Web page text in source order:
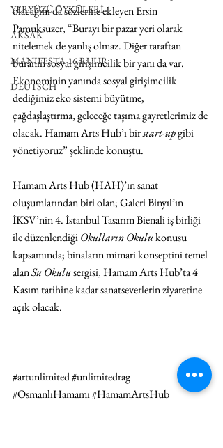
YERYÜZÜ ÖYKÜLERİ
AKSAK
MANIFESTA 16 RUHR
DEUTSCH
olacağını da sözlerine ekleyen Ersin
Pamuksüzer, “Burayı bir pazar yeri olarak
nitelemek de yanlış olmaz. Diğer taraftan
buranın sosyal girişimcilik bir yanı da var.
Ekonominin yanında sosyal girişimcilik
dediğimiz eko sistemi büyütme,
çağdaşlaştırma, geleceğe taşıma gayretlerimiz de
olacak. Hamam Arts Hub’ı bir start-up gibi
yönetiyoruz” şeklinde konuştu.
Hamam Arts Hub (HAH)’ın sanat
oluşumlarından biri olan; Galeri Binyıl’ın
İKSV’nin 4. İstanbul Tasarım Bienali iş birliği
ile düzenlendiği Okulların Okulu konusu
kapsamında; binaların mimari konseptini temel
alan Su Okulu sergisi, Hamam Arts Hub’ta 4
Kasım tarihine kadar sanatseverlerin ziyaretine
açık olacak.
#artunlimited#unlimitedrag
#OsmanlıHamamı#HamamArtsHub